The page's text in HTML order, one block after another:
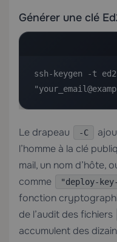
Générer une clé
ssh-keygen -t
Le drapeau -C
l’homme à la clé
mail, un nom d’hôte,
comme
"deploy-
fonction
de l’audit des fichiers
accumulent des